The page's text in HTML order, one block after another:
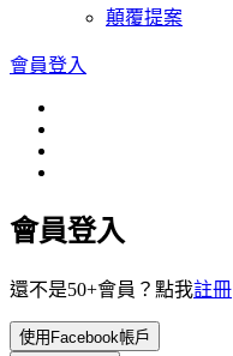
顛覆提案
會員登入
會員登入
還不是50+會員？點我註冊
使用Facebook帳戶